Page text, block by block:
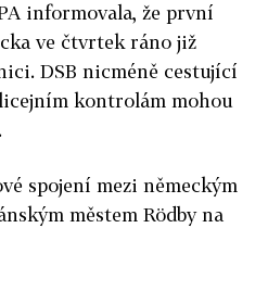
informovala, že první
ve čtvrtek ráno již
DSB nicméně cestující
kontrolám mohou
spojení mezi německým
městem Rödby na